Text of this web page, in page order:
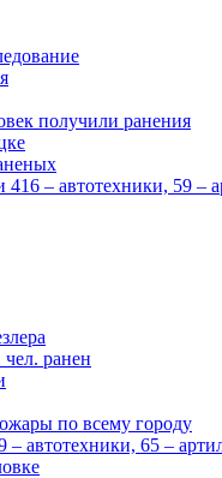
получили ранения
– автотехники, 59
ранен
по всему городу
автотехники, 65 –